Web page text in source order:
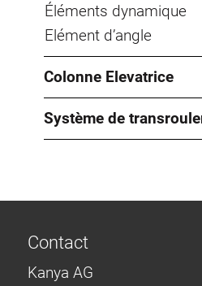
Éléments dynamique
Elément d’angle
Colonne Elevatrice
Système de
Contact
Kanya AG